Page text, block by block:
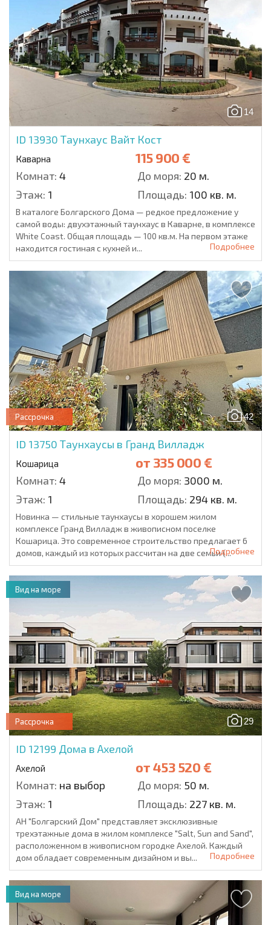
14
ID 13930 Таунхаус Вайт Кост
Каварна 115 900 €
Комнат: 4 До моря: 20 м.
Этаж: 1 Площадь: 100 кв. м.
В каталоге Болгарского Дома — редкое предложение у
самой воды: двухэтажный таунхаус в Каварне, в комплексе
White Coast. Общая площадь — 100 кв.м. На первом этаже
находится гостиная с кухней и...
Подробнее
42
Рассрочка
ID 13750 Таунхаусы в Гранд Вилладж
Кошарица от 335 000 €
Комнат: 4 До моря: 3000 м.
Этаж: 1 Площадь: 294 кв. м.
Новинка — стильные таунхаусы в хорошем жилом
комплексе Гранд Вилладж в живописном поселке
Кошарица. Это современное строительство предлагает 6
домов, каждый из которых рассчитан на две семьи (...Подробнее
29
Рассрочка
ID 12199 Дома в Ахелой
Ахелой от453 520 €
Комнат: на выбор До моря: 50 м.
Этаж: 1 Площадь: 227 кв. м.
Вид на море
АН "Болгарский Дом" представляет эксклюзивные
трехэтажные дома в жилом комплексе "Salt, Sun and Sand",
расположенном в живописном городке Ахелой. Каждый
дом обладает современным дизайном и вы...
Подробнее
Вид на море